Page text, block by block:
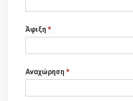
Άφιξη *
Αναχώρηση *